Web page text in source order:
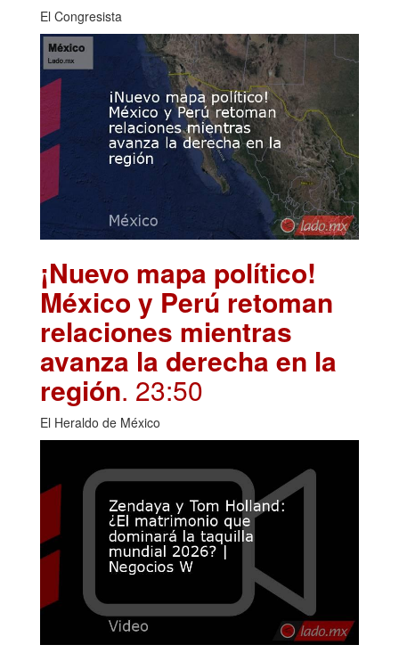
El Congresista
¡Nuevo mapa político!
México y Perú retoman
relaciones mientras
avanza la derecha en la
región. 23:50
El Heraldo de México